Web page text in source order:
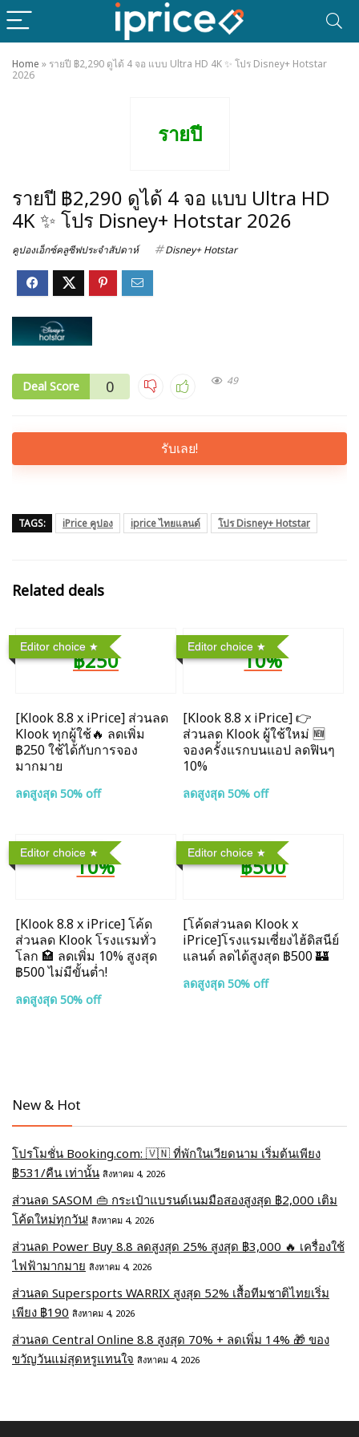
Home » รายปี ฿2,290 ดูได้ 4 จอ แบบ Ultra HD 4K ✨ โปร Disney+ Hotstar
2026
รายปี
รายปี ฿2,290 ดูได้ 4 จอ แบบ Ultra HD
4K ✨ โปร Disney+ Hotstar 2026
คูปองเอ็กซ์คลูซีฟประจำสัปดาห์ Disney+ Hotstar
Deal Score 0 49
รับเลย!
TAGS: iPrice คูปอง iprice ไทยแลนด์ โปร Disney+ Hotstar
Related deals
Editor choice
฿250
[Klook 8.8 x iPrice] ส่วนลด
Klook ทุกผู้ใช้🔥 ลดเพิ่ม
฿250 ใช้ได้กับการจอง
มากมาย
ลดสูงสุด 50% off
Editor choice
10%
[Klook 8.8 x iPrice] 👉
ส่วนลด Klook ผู้ใช้ใหม่ 🆕
จองครั้งแรกบนแอป ลดฟินๆ
10%
ลดสูงสุด 50% off
Editor choice
10%
[Klook 8.8 x iPrice] โค้ด
ส่วนลด Klook โรงแรมทั่ว
โลก 🏩 ลดเพิ่ม 10% สูงสุด
฿500 ไม่มีขั้นต่ำ!
ลดสูงสุด 50% off
Editor choice
฿500
[โค้ดส่วนลด Klook x
iPrice]โรงแรมเซี่ยงไฮ้ดิสนีย์
แลนด์ ลดได้สูงสุด ฿500 🏰
ลดสูงสุด 50% off
New & Hot
โปรโมชั่น Booking.com: 🇻🇳 ที่พักในเวียดนาม เริ่มต้นเพียง
฿531/คืน เท่านั้น สิงหาคม 4, 2026
ส่วนลด SASOM 👜 กระเป๋าแบรนด์เนมมือสองสูงสุด ฿2,000 เติม
โค้ดใหม่ทุกวัน! สิงหาคม 4, 2026
ส่วนลด Power Buy 8.8 ลดสูงสุด 25% สูงสุด ฿3,000 🔥 เครื่องใช้
ไฟฟ้ามากมาย สิงหาคม 4, 2026
ส่วนลด Supersports WARRIX สูงสุด 52% เสื้อทีมชาติไทยเริ่ม
เพียง ฿190 สิงหาคม 4, 2026
ส่วนลด Central Online 8.8 สูงสุด 70% + ลดเพิ่ม 14% 🎁 ของ
ขวัญวันแม่สุดหรูแทนใจ สิงหาคม 4, 2026